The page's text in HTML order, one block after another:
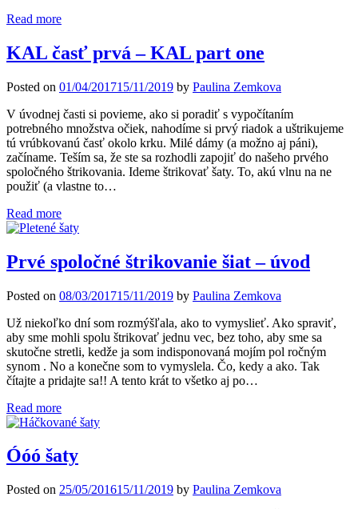
Read more
KAL časť prvá – KAL part one
Posted on 01/04/201715/11/2019 by Paulina Zemkova
V úvodnej časti si povieme, ako si poradiť s vypočítaním
potrebného množstva očiek, nahodíme si prvý riadok a uštrikujeme
tú vrúbkovanú časť okolo krku. Milé dámy (a možno aj páni),
začíname. Teším sa, že ste sa rozhodli zapojiť do našeho prvého
spoločného štrikovania. Ideme štrikovať šaty. To, akú vlnu na ne
použiť (a vlastne to…
Read more
Prvé spoločné štrikovanie šiat – úvod
Posted on 08/03/201715/11/2019 by Paulina Zemkova
Už niekoľko dní som rozmýšľala, ako to vymyslieť. Ako spraviť,
aby sme mohli spolu štrikovať jednu vec, bez toho, aby sme sa
skutočne stretli, kedže ja som indisponovaná mojím pol ročným
synom . No a konečne som to vymyslela. Čo, kedy a ako. Tak
čítajte a pridajte sa!! A tento krát to všetko aj po…
Read more
Óóó šaty
Posted on 25/05/201615/11/2019 by Paulina Zemkova